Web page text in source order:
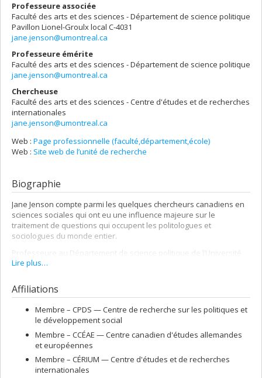
Professeure associée
Faculté des arts et des sciences - Département de science politique
Pavillon Lionel-Groulxlocal C-4031
jane.jenson@umontreal.ca
Professeure émérite
Faculté des arts et des sciences - Département de science politique
jane.jenson@umontreal.ca
Chercheuse
Faculté des arts et des sciences - Centre d'études et de recherches
internationales
jane.jenson@umontreal.ca
Web : Page professionnelle (faculté,département,école)
Web : Site web de l’unité de recherche
Biographie
Jane Jenson compte parmi les quelques chercheurs canadiens en
sciences sociales qui ont eu une influence majeure sur le
traitement de questions qui occupent les politologues et
sociologues du monde entier.
Professeure au Département de science politique de l’Université
de Montréal depuis 1993, après avoir enseigné à l’Université
recherches vers les enjeux de représentation et l’économie
politique.
Son concept de «régime de citoyenneté» a été utilisé par nombre
de chercheurs réputés pour comprendre l’effet des changements
économiques sur les politiques publiques et surtout sur les
rapports entre les citoyens et l’État. Ses analyses ont été publiées
dans des revues prestigieuses et font figure de références
incontournables en matière de politiques sociales, un domaine où
elle a été très active, notamment en participant aux activités de
Lire plus…
Affiliations
Membre – CPDS — Centre de recherche sur les politiques et
le développement social
Membre – CCÉAE — Centre canadien d'études allemandes
et européennes
Membre – CÉRIUM — Centre d'études et de recherches
internationales